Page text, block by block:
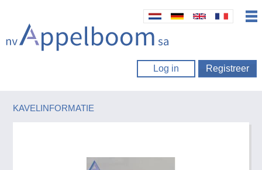
Log in Registreer
KAVELINFORMATIE